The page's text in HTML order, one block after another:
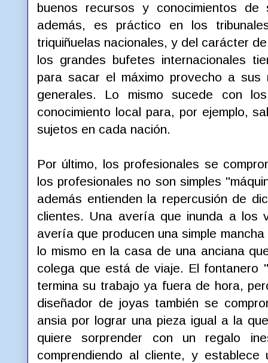
buenos recursos y conocimientos
además, es práctico en los
triquiñuelas nacionales, y del carácter
los grandes bufetes internacionales
para sacar el máximo provecho a
generales. Lo mismo sucede con
conocimiento local para, por ejemplo,
sujetos en cada nación.
Por último, los profesionales se
los profesionales no son simples
además entienden la repercusión de
clientes. Una avería que inunda a los
avería que producen una simple
lo mismo en la casa de una anciana
colega que está de viaje. El fontanero
termina su trabajo ya fuera de hora,
diseñador de joyas también se
ansia por lograr una pieza igual a la
quiere sorprender con un regalo
comprendiendo al cliente, y